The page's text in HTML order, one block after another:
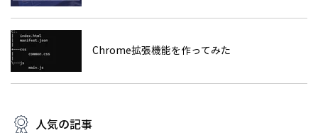
Chrome拡張機能を作ってみた
人気の記事